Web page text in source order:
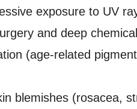
exposure to UV
and deep
(age-related
blemishes (rosacea,